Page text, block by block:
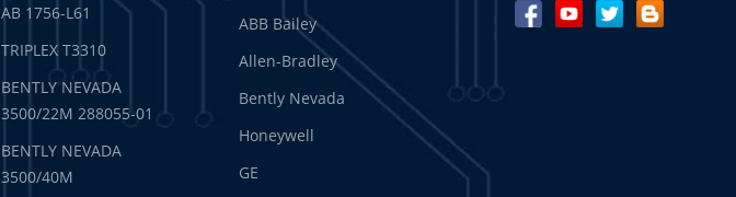
AB 1756-L61
TRIPLEX T3310
BENTLY NEVADA
3500/22M 288055-01
BENTLY NEVADA
3500/40M
ABB Bailey
Allen-Bradley
Bently Nevada
Honeywell
GE